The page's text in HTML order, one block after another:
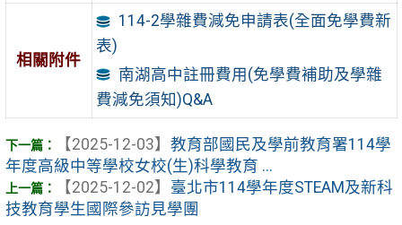
相關附件
114-2學雜費減免申請表(全面免學費新
表)
南湖高中註冊費用(免學費補助及學雜
費減免須知)Q&A
【2025-12-03】 教育部國民及學前教育署114學
年度高級中等學校女校(生)科學教育 ...
【2025-12-02】 臺北市114學年度STEAM及新科
技教育學生國際參訪見學團